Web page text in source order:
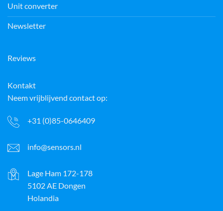
Unit converter
Newsletter
Reviews
Kontakt
Neem vrijblijvend contact op:
+31 (0)85-0646409
info@sensors.nl
Lage Ham 172-178
5102 AE Dongen
Holandia